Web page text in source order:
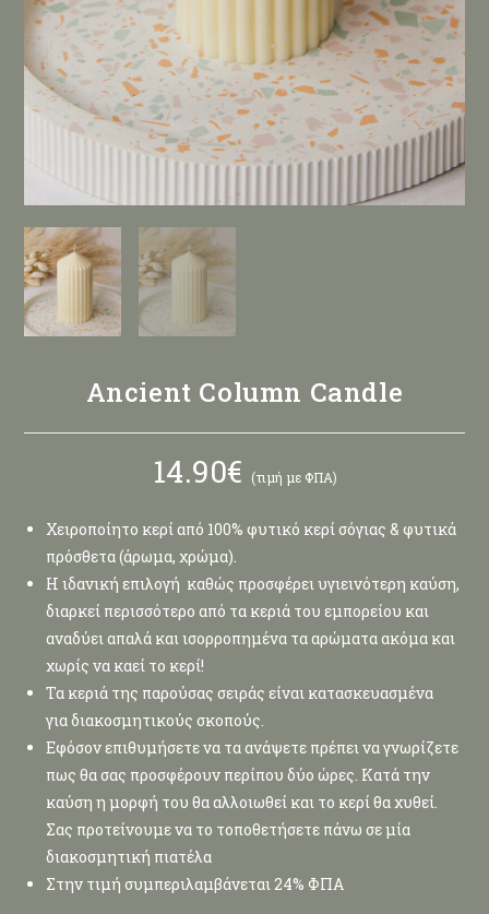
Ancient Column Candle
14.90€ (τιμή με ΦΠΑ)
Χειροποίητο κερί από 100% φυτικό κερί σόγιας & φυτικά
πρόσθετα (άρωμα, χρώμα).
Η ιδανική επιλογή καθώς προσφέρει υγιεινότερη καύση,
διαρκεί περισσότερο από τα κεριά του εμπορείου και
αναδύει απαλά και ισορροπημένα τα αρώματα ακόμα και
χωρίς να καεί το κερί!
Τα κεριά της παρούσας σειράς είναι κατασκευασμένα
για διακοσμητικούς σκοπούς.
Εφόσον επιθυμήσετε να τα ανάψετε πρέπει να γνωρίζετε
πως θα σας προσφέρουν περίπου δύο ώρες. Κατά την
καύση η μορφή του θα αλλοιωθεί και το κερί θα χυθεί.
Σας προτείνουμε να το τοποθετήσετε πάνω σε μία
διακοσμητική πιατέλα
Στην τιμή συμπεριλαμβάνεται 24% ΦΠΑ